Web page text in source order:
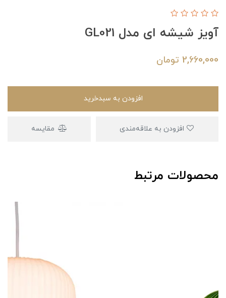
آویز شیشه ای مدل GL021
2,660,000 تومان
افزودن به سبدخرید
مقایسه
محصولات مرتبط